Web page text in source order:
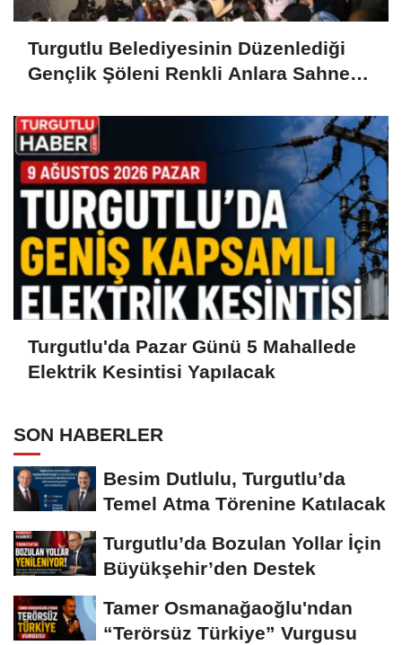
Turgutlu Belediyesinin Düzenlediği
Gençlik Şöleni Renkli Anlara Sahne
Turgutlu'da Pazar Günü 5 Mahallede
Elektrik Kesintisi Yapılacak
SON HABERLER
Besim Dutlulu, Turgutlu’da
Temel Atma Törenine Katılacak
Turgutlu’da Bozulan Yollar İçin
Büyükşehir’den Destek
Tamer Osmanağaoğlu'ndan
“Terörsüz Türkiye” Vurgusu